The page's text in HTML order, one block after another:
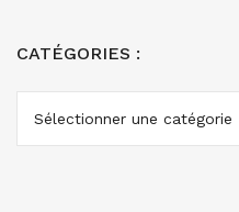
CATÉGORIES :
CATÉGORIES